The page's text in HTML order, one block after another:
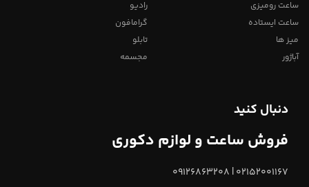
ساعت رومیزی
ساعت ایستاده
میز ها
آباژور
رادیو
گرامافون
تابلو
مجسمه
دنبال کنید
فروش ساعت و لوازم دکوری
02152001167 | 09126863208